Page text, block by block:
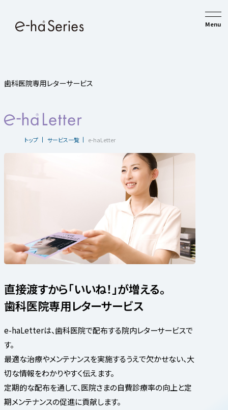
歯科医院専用レターサービス
トップ サービス一覧 e-haLetter
直接渡すから「いいね！」が増える。
歯科医院専用レターサービス
e-haLetterは、歯科医院で配布する院内レターサービスで
す。
最適な治療やメンテナンスを実施するうえで欠かせない、大
切な情報をわかりやすく伝えます。
定期的な配布を通して、医院さまの自費診療率の向上と定
期メンテナンスの促進に貢献します。